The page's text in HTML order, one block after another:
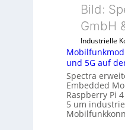
i
l
t
-
Bild:
GmbH
Industrielle
und 5G auf
Spectra
Embedded
Raspberry Pi
5 um